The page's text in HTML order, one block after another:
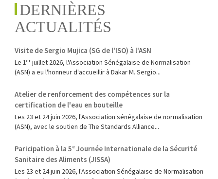
DERNIÈRES
ACTUALITÉS
Visite de Sergio Mujica (SG de l'ISO) à l'ASN
Le 1ᵉʳ juillet 2026, l'Association Sénégalaise de Normalisation
(ASN) a eu l'honneur d'accueillir à Dakar M. Sergio...
Atelier de renforcement des compétences sur la
certification de l'eau en bouteille
Les 23 et 24 juin 2026, l'Association sénégalaise de normalisation
(ASN), avec le soutien de The Standards Alliance...
Paricipation à la 5ᵉ Journée Internationale de la Sécurité
Sanitaire des Aliments (JISSA)
‎Les 23 et 24 juin 2026, l'Association Sénégalaise de Normalisation